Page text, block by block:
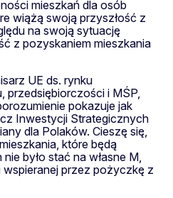
mieszkań dla osób
wiążą swoją przyszłość z
na swoją sytuację
z pozyskaniem mieszkania
UE ds. rynku
przedsiębiorczości i MŚP,
pokazuje jak
Inwestycji Strategicznych
dla Polaków. Cieszę się,
które będą
było stać na własne M,
przez pożyczkę z